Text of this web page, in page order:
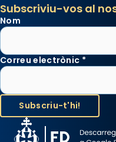
Subscriviu-vos al
Nom
Correu electrònic *